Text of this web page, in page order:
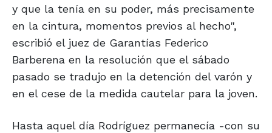
y que la tenía en su poder, más precisamente
en la cintura, momentos previos al hecho",
escribió el juez de Garantías Federico
Barberena en la resolución que el sábado
pasado se tradujo en la detención del varón y
en el cese de la medida cautelar para la joven.
Hasta aquel día Rodríguez permanecía -con su